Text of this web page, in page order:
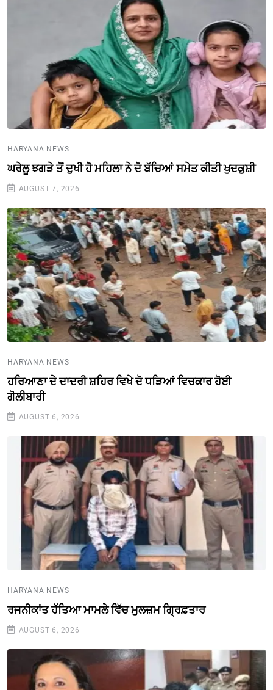
HARYANA NEWS
ਘਰੇਲੂ ਝਗੜੇ ਤੋਂ ਦੁਖੀ ਹੋ ਮਹਿਲਾ ਨੇ ਦੋ ਬੱਚਿਆਂ ਸਮੇਤ ਕੀਤੀ ਖੁਦਕੁਸ਼ੀ
AUGUST 7, 2026
HARYANA NEWS
ਹਰਿਆਣਾ ਦੇ ਦਾਦਰੀ ਸ਼ਹਿਰ ਵਿਖੇ ਦੋ ਧੜਿਆਂ ਵਿਚਕਾਰ ਹੋਈ
ਗੋਲੀਬਾਰੀ
AUGUST 6, 2026
HARYANA NEWS
ਰਜਨੀਕਾਂਤ ਹੱਤਿਆ ਮਾਮਲੇ ਵਿੱਚ ਮੁਲਜ਼ਮ ਗ੍ਰਿਫ਼ਤਾਰ
AUGUST 6, 2026